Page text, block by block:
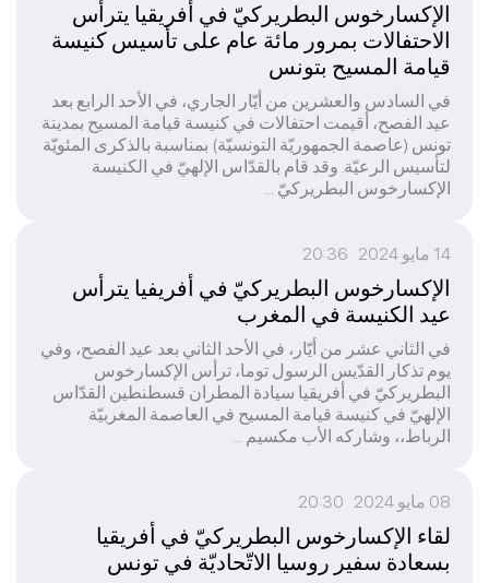
الإكسارخوس البطريركيّ في أفريقيا يترأس
الاحتفالات بمرور مائة عام على تأسيس كنيسة
قيامة المسيح بتونس
في السادس والعشرين من أيّار الجاري، في الأحد الرابع بعد
عيد الفصح، أقيمت احتفالات في كنيسة قيامة المسيح بمدينة
تونس (عاصمة الجمهوريّة التونسيّة) بمناسبة بالذكرى المئويّة
لتأسيس الرعيّة. وقد قام بالقدّاس الإلهيّ في الكنيسة
الإكسارخوس البطريركيّ ...
14 مايو 2024 20:36
الإكسارخوس البطريركيّ في أفريفيا يترأس
عيد الكنيسة في المغرب
في الثاني عشر من أيّار، في الأحد الثاني بعد عيد الفصح، وفي
يوم تذكار القدّيس الرسول توما، ترأس الإكسارخوس
البطريركيّ في أفريقيا سيادة المطران قسطنطين القدّاس
الإلهيّ في كنيسة قيامة المسيح في العاصمة المغربيّة
الرباط،، وشاركه الأب مكسيم ...
08 مايو 2024 20:30
لقاء الإكسارخوس البطريركيّ في أفريقيا
بسعادة سفير روسيا الاتّحاديّة في تونس